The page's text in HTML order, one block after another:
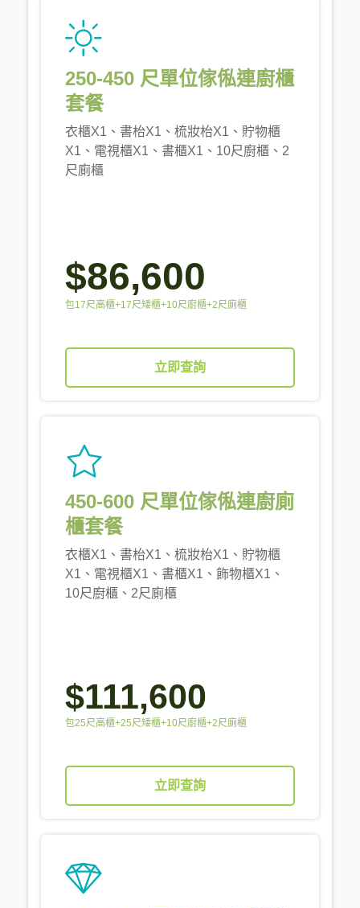
250-450 尺單位傢俬連廚櫃
套餐
衣櫃X1、書枱X1、梳妝枱X1、貯物櫃
X1、電視櫃X1、書櫃X1、10尺廚櫃、2
尺廁櫃
$86,600
包17尺高櫃+17尺矮櫃+10尺廚櫃+2尺廁櫃
立即查詢
450-600 尺單位傢俬連廚廁
櫃套餐
衣櫃X1、書枱X1、梳妝枱X1、貯物櫃
X1、電視櫃X1、書櫃X1、飾物櫃X1、
10尺廚櫃、2尺廁櫃
$111,600
包25尺高櫃+25尺矮櫃+10尺廚櫃+2尺廁櫃
立即查詢